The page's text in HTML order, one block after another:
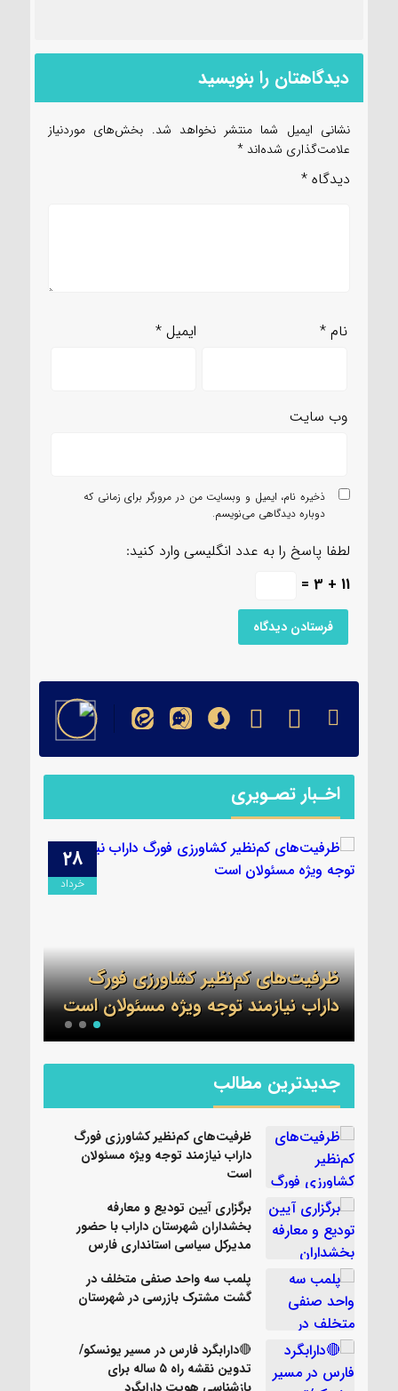
دیدگاهتان را بنویسید
نشانی ایمیل شما منتشر نخواهد شد. بخش‌های موردنیاز
علامت‌گذاری شده‌اند *
دیدگاه *
نام* ایمیل*
وب‌ سایت
ذخیره نام، ایمیل و وبسایت من در مرورگر برای زمانی که
دوباره دیدگاهی می‌نویسم.
لطفا پاسخ را به عدد انگلیسی وارد کنید:
11 + 3 =
اخـبار تصـویری
۲۸
خرداد
ظرفیت‌های کم‌نظیر کشاورزی فورگ
داراب نیازمند توجه ویژه مسئولان است
جدیدترین مطالب
ظرفیت‌های کم‌نظیر کشاورزی فورگ
داراب نیازمند توجه ویژه مسئولان
است
برگزاری آیین تودیع و معارفه
بخشداران شهرستان داراب با حضور
مدیرکل سیاسی استانداری فارس
پلمب سه واحد صنفی متخلف در
گشت مشترک بازرسی در شهرستان
🔴دارابگرد فارس در مسیر یونسکو/
تدوین نقشه راه ۵ ساله برای
بازشناسی هویت دارابگرد